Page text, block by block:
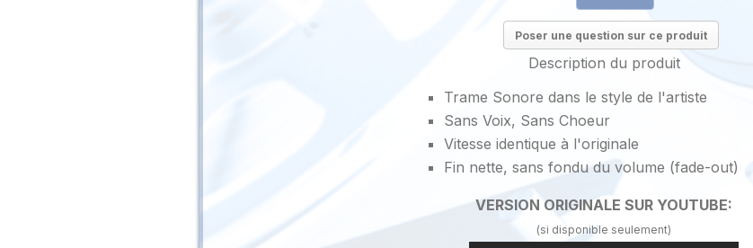
Poser une question sur ce produit
Description du produit
Trame Sonore dans le style de l'artiste
Sans Voix, Sans Choeur
Vitesse identique à l'originale
Fin nette, sans fondu du volume (fade-out)
VERSION ORIGINALE SUR YOUTUBE:
(si disponible seulement)